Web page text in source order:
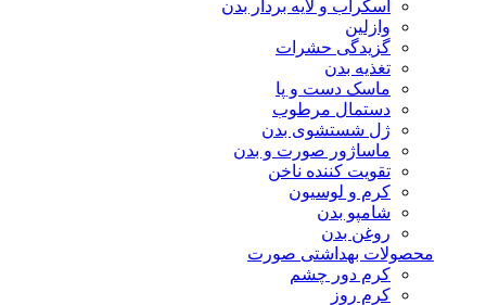
اسکراب و لایه بردار بدن
وازلین
گزیدگی حشرات
تغذیه بدن
ماسک دست و پا
دستمال مرطوب
ژل شستشوی بدن
ماساژور صورت و بدن
تقویت کننده ناخن
کرم و لوسیون
شامپو بدن
روغن بدن
محصولات بهداشتی صورت
کرم دور چشم
کرم روز